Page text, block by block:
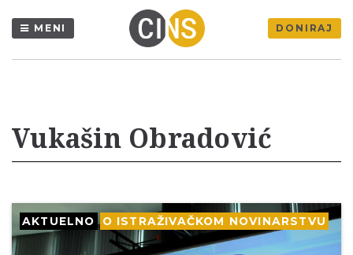
MENI DONIRAJ
Vukašin Obradović
AKTUELNO O ISTRAŽIVAČKOM NOVINARSTVU